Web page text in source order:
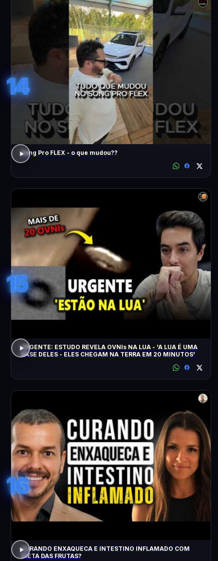
14
Song Pro FLEX - o que mudou??
15
URGENTE: ESTUDO REVELA OVNIs NA LUA - 'A LUA É UMA
BASE DELES - ELES CHEGAM NA TERRA EM 20 MINUTOS'
16
CURANDO ENXAQUECA E INTESTINO INFLAMADO COM
DIETA DAS FRUTAS?